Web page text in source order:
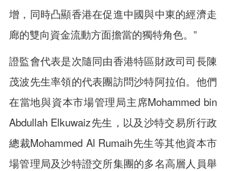
增，同時凸顯香港在促進中國與中東的經濟走
廊的雙向資金流動方面擔當的獨特角色。”
證監會代表是次隨同由香港特區財政司司長陳
茂波先生率領的代表團訪問沙特阿拉伯。他們
在當地與資本市場管理局主席Mohammed bin
Abdullah Elkuwaiz先生，以及沙特交易所行政
總裁Mohammed Al Rumaih先生等其他資本市
場管理局及沙特證交所集團的多名高層人員舉